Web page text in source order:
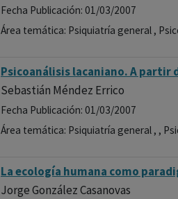
Fecha Publicación: 01/03/2007
Área temática: Psiquiatría general ,
Psicoanálisis lacaniano. A partir
Sebastián Méndez Errico
Fecha Publicación: 01/03/2007
Área temática: Psiquiatría general , ,
La ecología humana como
Jorge González Casanovas